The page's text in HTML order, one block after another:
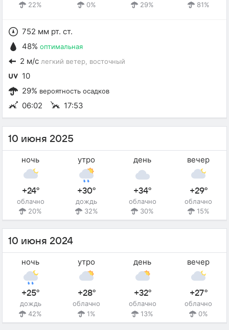
22%
0%
29%
81%
752 мм рт. ст.
48% оптимальная
2 м/с легкий ветер , восточный
10
29% вероятность осадков
06:02 17:53
10 июня 2025
ночь
+24°
облачно
20%
утро
+30°
дождь
32%
день
+34°
облачно
30%
вечер
+29°
облачно
15%
10 июня 2024
ночь
+25°
дождь
42%
утро
+28°
облачно
1%
день
+32°
облачно
13%
вечер
+27°
облачно
0%